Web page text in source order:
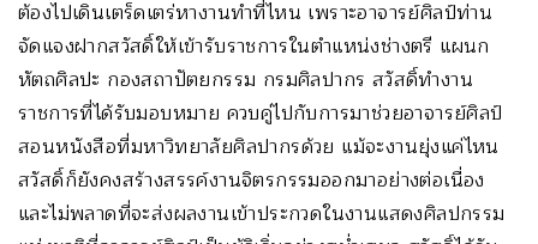
ต้องไปเดินเตร็ดเตร่หางานทำที่ไหน เพราะอาจารย์ศิลป์ท่าน
จัดแจงฝากสวัสดิ์ให้เข้ารับราชการในตำแหน่งช่างตรี แผนก
หัตถศิลปะ กองสถาปัตยกรรม กรมศิลปากร สวัสดิ์ทำงาน
ราชการที่ได้รับมอบหมาย ควบคู่ไปกับการมาช่วยอาจารย์ศิลป์
สอนหนังสือที่มหาวิทยาลัยศิลปากรด้วย แม้จะงานยุ่งแค่ไหน
สวัสดิ์ก็ยังคงสร้างสรรค์งานจิตรกรรมออกมาอย่างต่อเนื่อง
และไม่พลาดที่จะส่งผลงานเข้าประกวดในงานแสดงศิลปกรรม